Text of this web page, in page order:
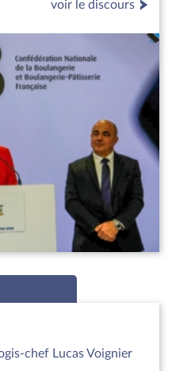
voir le discours
chef Lucas Voignier